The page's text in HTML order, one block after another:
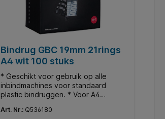
Bindrug GBC 19mm 21rings
A4 wit 100 stuks
* Geschikt voor gebruik op alle
inbindmachines voor standaard
plastic bindruggen. * Voor A4
165 vellen.
Art. Nr.: Q536180